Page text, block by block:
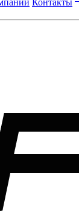
Контакты